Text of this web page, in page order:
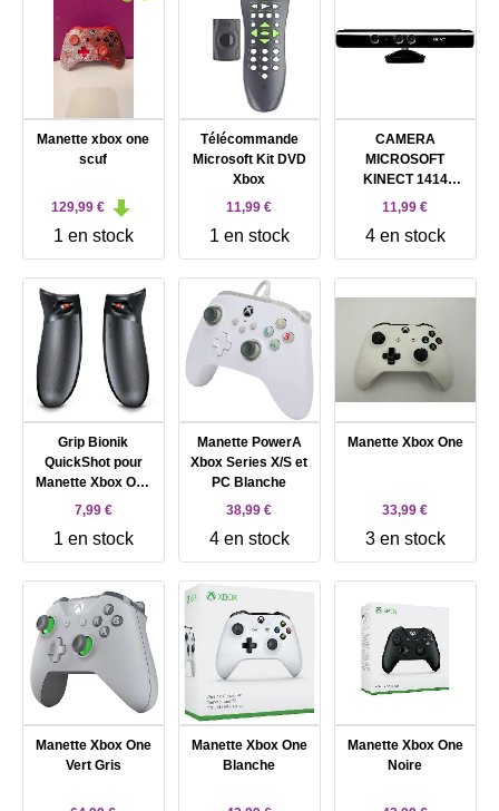
Manette xbox one
scuf
129,99 €
1 en stock
Télécommande
Microsoft Kit DVD
Xbox
11,99 €
1 en stock
CAMERA
MICROSOFT
KINECT 1414
XBOX 360
11,99 €
4 en stock
Grip Bionik
QuickShot pour
Manette Xbox One
Noir avec
gachettes
7,99 €
1 en stock
Manette PowerA
Xbox Series X/S et
PC Blanche
38,99 €
4 en stock
Manette Xbox One
33,99 €
3 en stock
Manette Xbox One
Vert Gris
Manette Xbox One
Blanche
Manette Xbox One
Noire